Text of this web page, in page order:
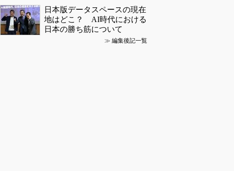
日本版データスペースの現在
地はどこ？ AI時代における
日本の勝ち筋について
≫ 編集後記一覧